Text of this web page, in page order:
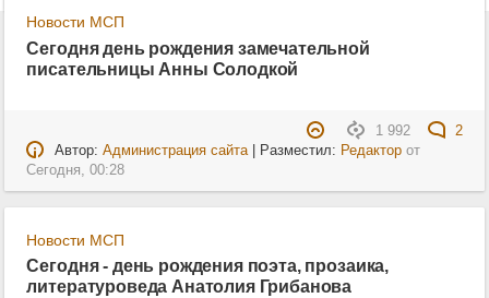
Новости МСП
Сегодня день рождения замечательной
писательницы Анны Солодкой
1 992
2
Автор: Администрация сайта| Разместил: Редакторот
Сегодня, 00:28
Новости МСП
Сегодня - день рождения поэта, прозаика,
литературоведа Анатолия Грибанова